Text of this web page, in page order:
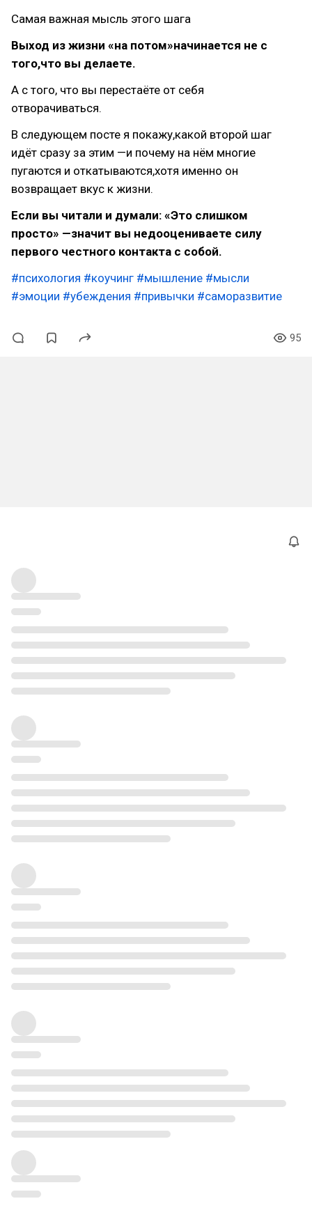
Самая важная мысль этого шага
Выход из жизни «на потом»начинается не с
того,что вы делаете.
А с того, что вы перестаёте от себя
отворачиваться.
В следующем посте я покажу,какой второй шаг
идёт сразу за этим —и почему на нём многие
пугаются и откатываются,хотя именно он
возвращает вкус к жизни.
Если вы читали и думали: «Это слишком
просто» —значит вы недооцениваете силу
первого честного контакта с собой.
#психология #коучинг #мышление #мысли
#эмоции #убеждения #привычки #саморазвитие
95